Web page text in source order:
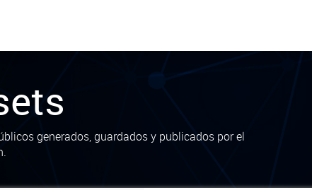
generados, guardados y publicados por el